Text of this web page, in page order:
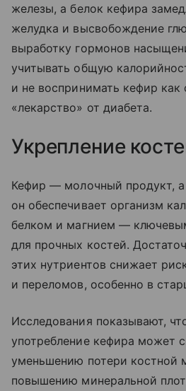
железы, а белок кефира
желудка и высвобождение
выработку гормонов
учитывать общую
и не воспринимать кефир как
«лекарство» от диабета.
Укрепление
Кефир — молочный продукт, а
он обеспечивает организм
белком и магнием —
для прочных костей.
этих нутриентов снижает
и переломов, особенно в
Исследования показывают,
употребление кефира может
уменьшению потери костной
повышению минеральной